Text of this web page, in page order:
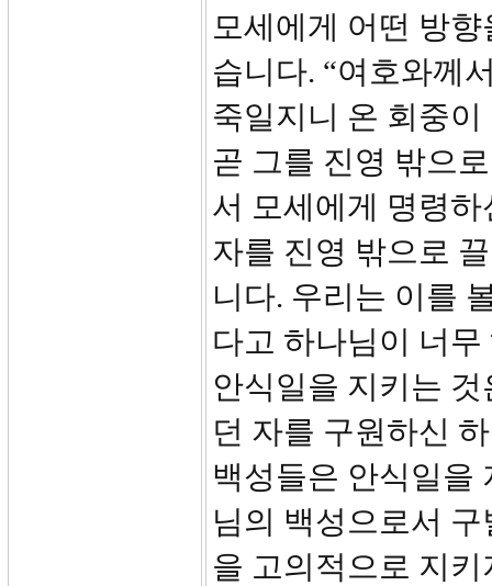
모세에게 어떤 방
습니다. “여호와께
죽일지니 온 회중
곧 그를 진영 밖으
서 모세에게 명령
자를 진영 밖으로
니다. 우리는 이를
다고 하나님이 너
안식일을 지키는
던 자를 구원하신
백성들은 안식일을
님의 백성으로서
을 고의적으로 지